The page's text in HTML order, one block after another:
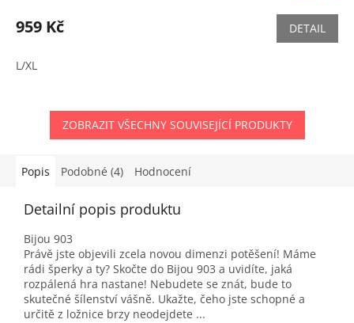
959 Kč DETAIL
L/XL
ZOBRAZIT VŠECHNY SOUVISEJÍCÍ PRODUKTY
Popis Podobné (4) Hodnocení
Detailní popis produktu
Bijou 903
Právě jste objevili zcela novou dimenzi potěšení! Máme
rádi šperky a ty? Skočte do Bijou 903 a uvidíte, jaká
rozpálená hra nastane! Nebudete se znát, bude to
skutečné šílenství vášně. Ukažte, čeho jste schopné a
určitě z ložnice brzy neodejdete ...